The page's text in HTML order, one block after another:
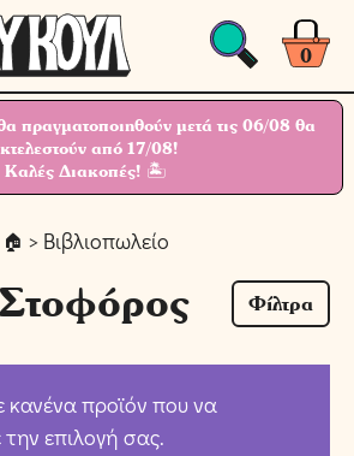
0
πραγματοποιηθούν μετά τις 06/08 θα
από 17/08!
Καλές Διακοπές! 🏝
> Βιβλιοπωλείο
Φίλτρα
κανένα προϊόν που να
την επιλογή σας.